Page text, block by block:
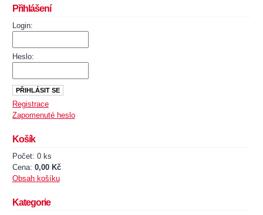
Přihlášení
Login:
Heslo:
Registrace
Zapomenuté heslo
Košík
Počet: 0 ks
Cena: 0,00 Kč
Obsah košíku
Kategorie